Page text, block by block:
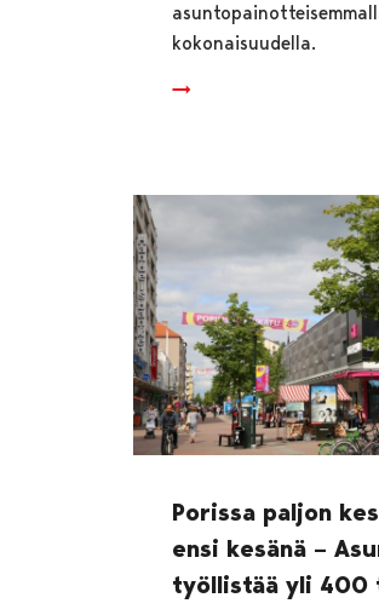
kokonaisuudella.
Porissa paljon
ensi kesänä –
työllistää yli 400